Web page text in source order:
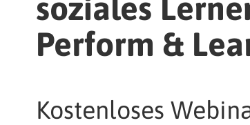
soziales
Perform &
Kostenloses